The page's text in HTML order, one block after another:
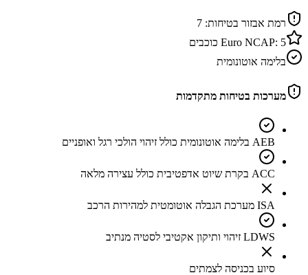
רמת אבזור בטיחות: 7
Euro NCAP: 5
כוכבים
בלימה אוטונומית
מערכות בטיחות מתקדמות
AEB בלימה אוטונומית כולל זיהוי הולכי רגל ואופניים
ACC בקרת שיוט אדפטיבית כולל עצירה מלאה
ISA מערכת הגבלה אוטומטית למהירות הרכב
LDWS זיהוי ותיקון אקטיבי לסטיה מנתיב
סיוע בכניסה לצמתים